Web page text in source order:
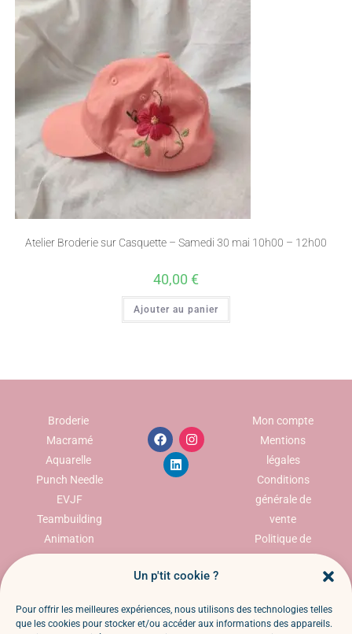
Un p'tit cookie ?
Pour offrir les meilleures expériences, nous utilisons des technologies telles
que les cookies pour stocker et/ou accéder aux informations des appareils.
Atelier Broderie sur Casquette – Samedi 30 mai 10h00 – 12h00
40,00 €
Ajouter au panier
Broderie
Macramé
Aquarelle
Punch Needle
EVJF
Teambuilding
Animation
Mon compte
Mentions
légales
Conditions
générale de
vente
Politique de
confidentialité
Politique de